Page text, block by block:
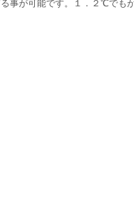
事が可能です。１．２℃でも